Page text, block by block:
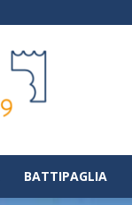
BATTIPAGLIA